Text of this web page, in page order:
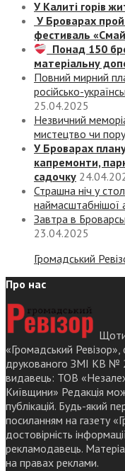
У Калиті горів
У Броварах
фестиваль
Понад 150
матеріальну
Повний мирний
російсько-
25.04.2025
Незвичний
мистецтво чи
У Броварах
капремонти,
садочку
Страшна ніч у
наймасштабнішої
Завтра в
23.04.2025
Громадський
Про нас
«Громадський
друкованого ЗМІ КВ №
видавець: ТОВ
Київщини» Редакція
публікацій. Будь-який
посиланням на газету
достовірність
рекламодавець.
на правах реклами.